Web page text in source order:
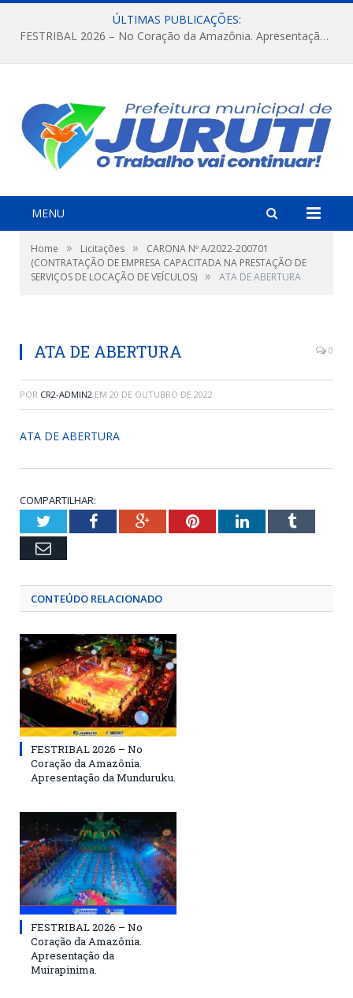
ÚLTIMAS PUBLICAÇÕES:
FESTRIBAL 2026 – No Coração da Amazônia. Apresentação da Munduruku.
MENU
Home » Licitações »
CARONA Nº A/2022-200701
(CONTRATAÇÃO DE EMPRESA CAPACITADA NA PRESTAÇÃO DE
SERVIÇOS DE LOCAÇÃO DE VEÍCULOS) » ATA DE ABERTURA
ATA DE ABERTURA 0
POR CR2-ADMIN2 EM 20 DE OUTUBRO DE 2022
ATA DE ABERTURA
COMPARTILHAR:
TwitterFacebookGoogle+PinterestLinkedInTumblr
Email
CONTEÚDO RELACIONADO
FESTRIBAL 2026 – No
Coração da Amazônia.
Apresentação da Munduruku.
FESTRIBAL 2026 – No
Coração da Amazônia.
Apresentação da
Muirapinima.